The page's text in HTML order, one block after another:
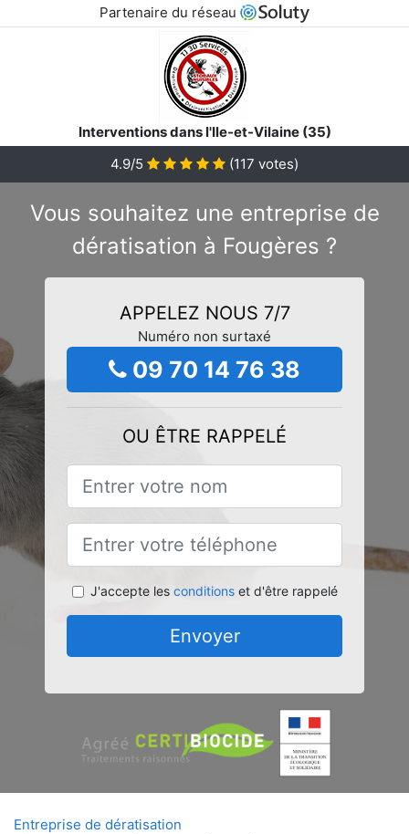
Partenaire du réseau
Interventions dans l'Ile-et-Vilaine (35)
4.9/5
(117 votes)
Vous souhaitez une entreprise de
dératisation à Fougères ?
APPELEZ NOUS 7/7
Numéro non surtaxé
09 70 14 76 38
OU ÊTRE RAPPELÉ
J'accepte les conditionset d'être rappelé
Envoyer
Entreprise de dératisation